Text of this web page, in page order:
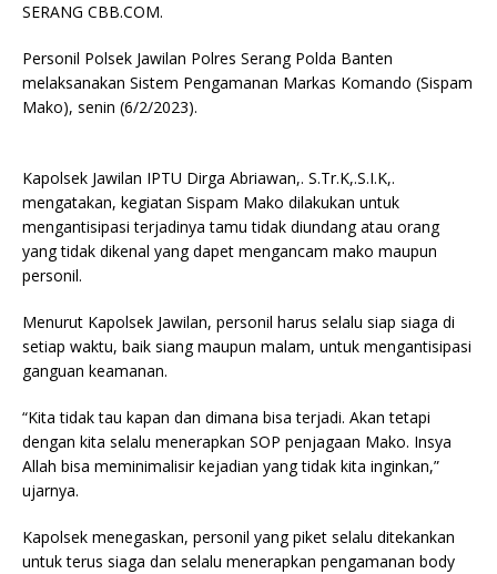
SERANG CBB.COM.
Personil Polsek Jawilan Polres Serang Polda Banten
melaksanakan Sistem Pengamanan Markas Komando (Sispam
Mako), senin (6/2/2023).
Kapolsek Jawilan IPTU Dirga Abriawan,. S.Tr.K,.S.I.K,.
mengatakan, kegiatan Sispam Mako dilakukan untuk
mengantisipasi terjadinya tamu tidak diundang atau orang
yang tidak dikenal yang dapet mengancam mako maupun
personil.
Menurut Kapolsek Jawilan, personil harus selalu siap siaga di
setiap waktu, baik siang maupun malam, untuk mengantisipasi
ganguan keamanan.
“Kita tidak tau kapan dan dimana bisa terjadi. Akan tetapi
dengan kita selalu menerapkan SOP penjagaan Mako. Insya
Allah bisa meminimalisir kejadian yang tidak kita inginkan,”
ujarnya.
Kapolsek menegaskan, personil yang piket selalu ditekankan
untuk terus siaga dan selalu menerapkan pengamanan body